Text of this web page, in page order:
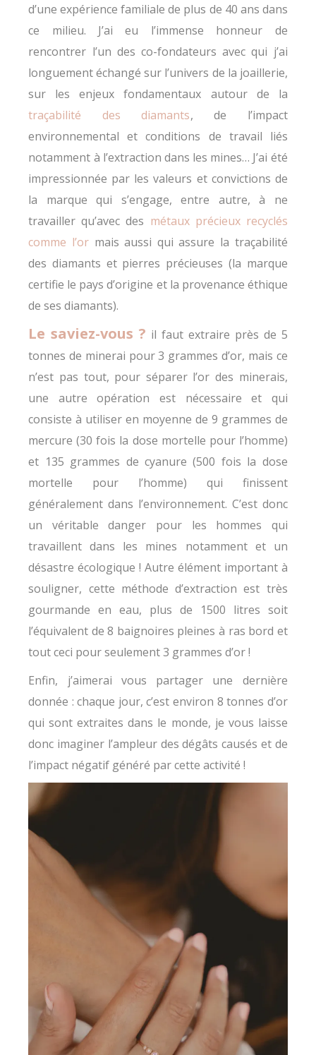
d’une expérience familiale de plus de 40 ans dans
ce milieu. J’ai eu l’immense honneur de
rencontrer l’un des co-fondateurs avec qui j’ai
longuement échangé sur l’univers de la joaillerie,
sur les enjeux fondamentaux autour de la
traçabilité des diamants, de l’impact
environnemental et conditions de travail liés
notamment à l’extraction dans les mines… J’ai été
impressionnée par les valeurs et convictions de
la marque qui s’engage, entre autre, à ne
travailler qu’avec des métaux précieux recyclés
comme l’ormais aussi qui assure la traçabilité
des diamants et pierres précieuses (la marque
certifie le pays d’origine et la provenance éthique
de ses diamants).
Le saviez-vous ? il faut extraire près de 5
tonnes de minerai pour 3 grammes d’or, mais ce
n’est pas tout, pour séparer l’or des minerais,
une autre opération est nécessaire et qui
consiste à utiliser en moyenne de 9 grammes de
mercure (30 fois la dose mortelle pour l’homme)
et 135 grammes de cyanure (500 fois la dose
mortelle pour l’homme) qui finissent
généralement dans l’environnement. C’est donc
un véritable danger pour les hommes qui
travaillent dans les mines notamment et un
désastre écologique ! Autre élément important à
souligner, cette méthode d’extraction est très
gourmande en eau, plus de 1500 litres soit
l’équivalent de 8 baignoires pleines à ras bord et
tout ceci pour seulement 3 grammes d’or !
Enfin, j’aimerai vous partager une dernière
donnée : chaque jour, c’est environ 8 tonnes d’or
qui sont extraites dans le monde, je vous laisse
donc imaginer l’ampleur des dégâts causés et de
l’impact négatif généré par cette activité !